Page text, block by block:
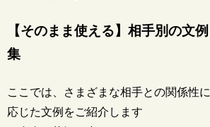
【そのまま使える】相手別の文例
集
ここでは、さまざまな相手との関係性に
応じた文例をご紹介します